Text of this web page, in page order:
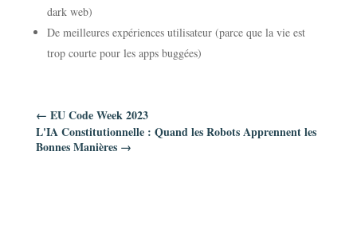
dark web)
De meilleures expériences utilisateur (parce que la vie est
trop courte pour les apps buggées)
← EU Code Week 2023
L'IA Constitutionnelle : Quand les Robots Apprennent les
Bonnes Manières→